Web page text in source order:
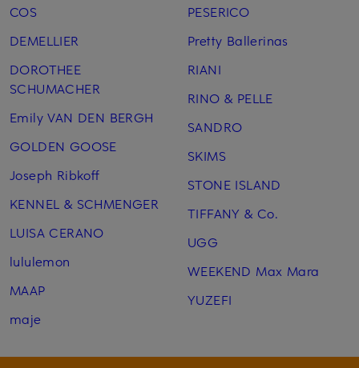
COS
DEMELLIER
DOROTHEE
SCHUMACHER
Emily VAN DEN BERGH
GOLDEN GOOSE
Joseph Ribkoff
KENNEL & SCHMENGER
LUISA CERANO
lululemon
MAAP
maje
PESERICO
Pretty Ballerinas
RIANI
RINO & PELLE
SANDRO
SKIMS
STONE ISLAND
TIFFANY & Co.
UGG
WEEKEND Max Mara
YUZEFI